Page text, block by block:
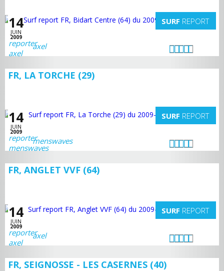
14
JUIN
2009
SURF REPORT
axel
FR, LA TORCHE (29)
14
JUIN
2009
SURF REPORT
menswaves
FR, ANGLET VVF (64)
14
JUIN
2009
SURF REPORT
axel
FR, SEIGNOSSE - LES CASERNES (40)